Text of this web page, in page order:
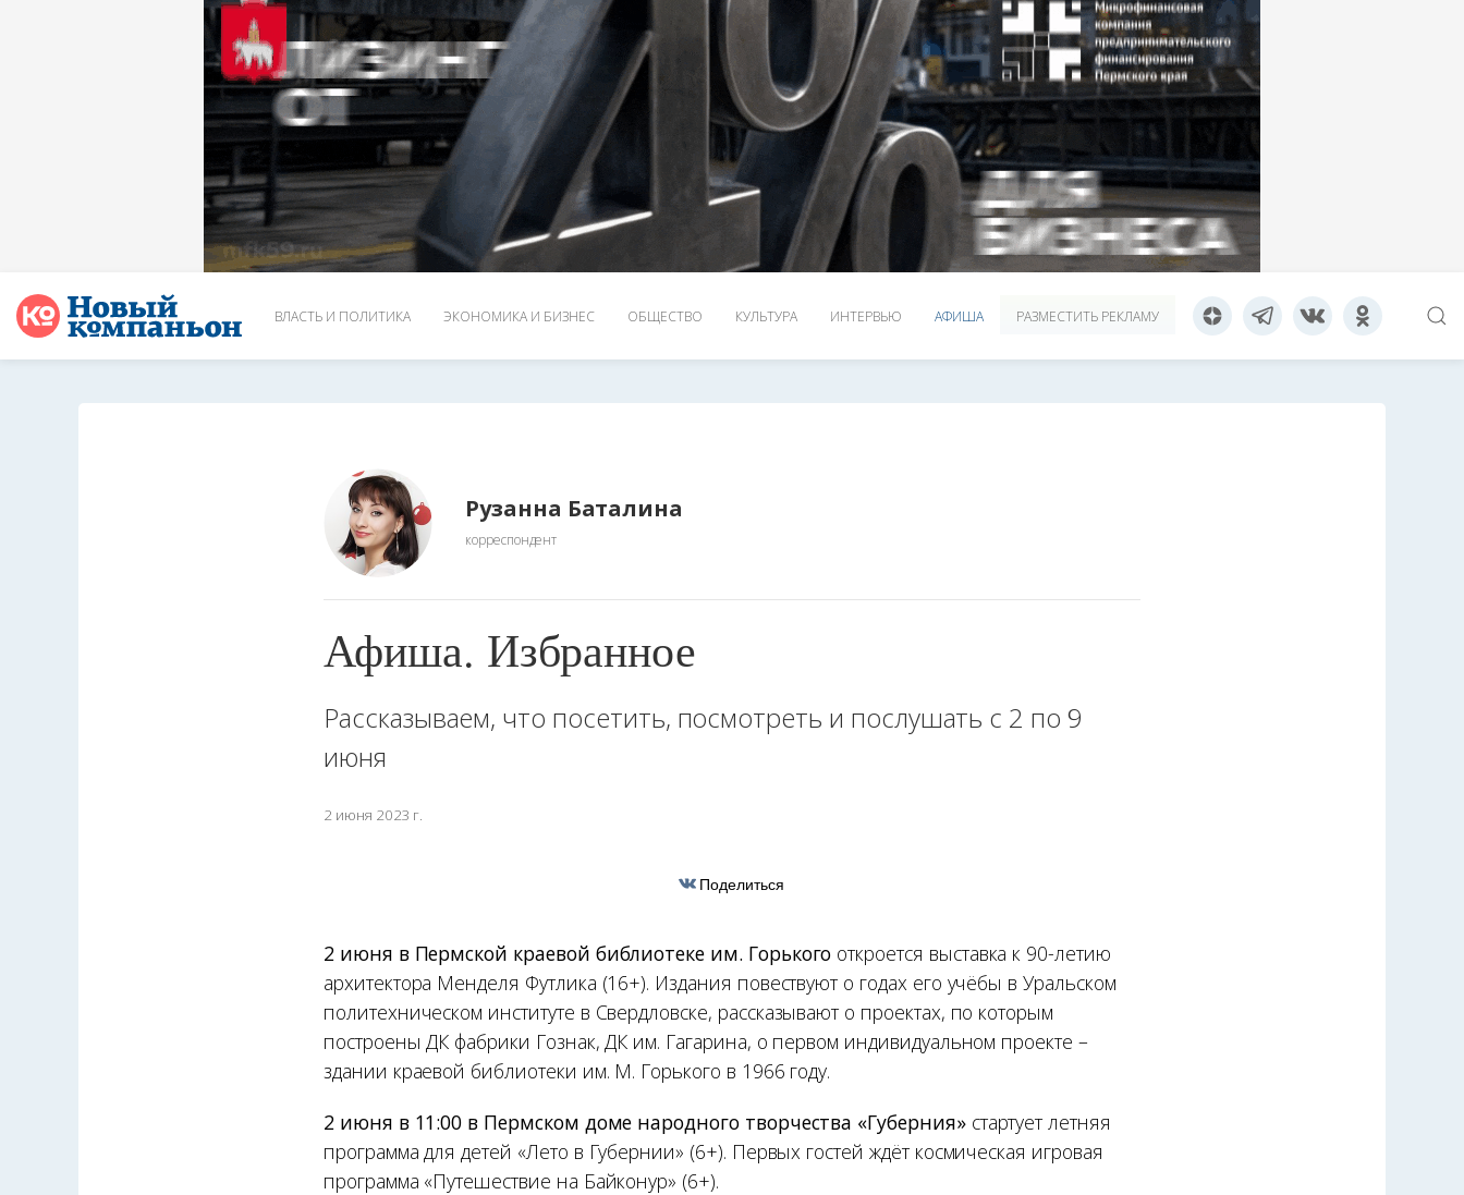
ВЛАСТЬ И ПОЛИТИКА ЭКОНОМИКА И БИЗНЕС ОБЩЕСТВО КУЛЬТУРА ИНТЕРВЬЮ АФИША РАЗМЕСТИТЬ РЕКЛАМУ
Рузанна Баталина
корреспондент
Афиша. Избранное
Рассказываем, что посетить, посмотреть и послушать с 2 по 9
июня
2 июня 2023 г.
Поделиться
2 июня в Пермской краевой библиотеке им. Горького откроется выставка к 90-летию
архитектора Менделя Футлика (16+). Издания повествуют о годах его учёбы в Уральском
политехническом институте в Свердловске, рассказывают о проектах, по которым
построены ДК фабрики Гознак, ДК им. Гагарина, о первом индивидуальном проекте –
здании краевой библиотеки им. М. Горького в 1966 году.
2 июня в 11:00 в Пермском доме народного творчества «Губерния»стартует летняя
программа для детей «Лето в Губернии» (6+). Первых гостей ждёт космическая игровая
программа «Путешествие на Байконур» (6+).